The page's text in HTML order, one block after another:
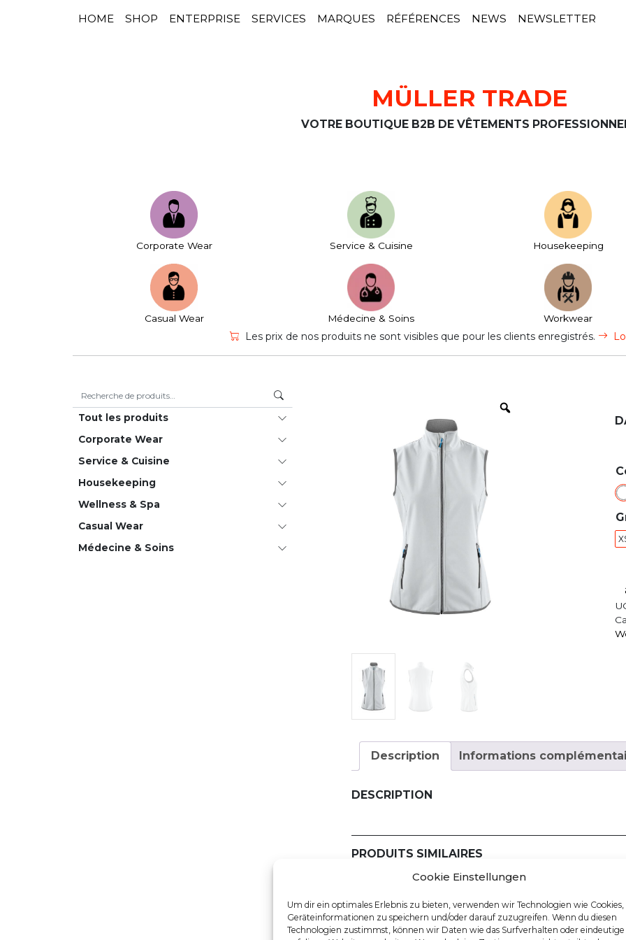
Cookie Einstellungen
Um dir ein optimales Erlebnis zu bieten, verwenden wir Technologien wie
Geräteinformationen zu speichern und/oder darauf zuzugreifen. Wenn du diesen
Technologien zustimmst, können wir Daten wie das Surfverhalten oder eindeutige
NAVIGATION PRINCIPALE
HOME SHOP ENTERPRISE SERVICES MARQUES RÉFÉRENCES NEWS NEWSLETTER
MÜLLER TRADE
VOTRE BOUTIQUE B2B DE VÊTEMENTS
Corporate Wear Service & Cuisine House­keeping
Casual Wear Médecine & Soins Workwear
Les prix de nos produits ne sont visibles que pour les clients enregistrés.
Tout les produits
Corporate Wear
Service & Cuisine
House­keeping
Wellness & Spa
Casual Wear
Médecine & Soins
Description Informations
DESCRIPTION
PRODUITS SIMILAIRES